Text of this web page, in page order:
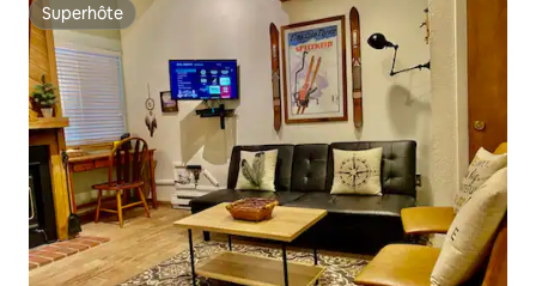
Superhôte
Superhôte